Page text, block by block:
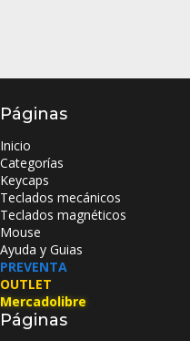
Páginas
Inicio
Categorías
Keycaps
Teclados mecánicos
Teclados magnéticos
Mouse
Ayuda y Guias
PREVENTA
OUTLET
Mercadolibre
Páginas